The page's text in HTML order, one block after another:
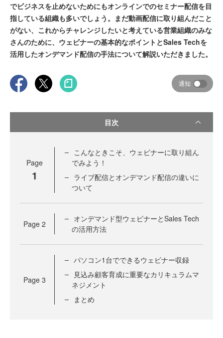
でビジネスを止めないためにもオンラインでのセミナー配信を目
指している組織も多いでしょう。まだ動画配信に取り組んだこと
がない、これからチャレンジしたいと考えている営業組織のみな
さんのために、ウェビナーの基本的なポイントとSales Techを
活用したオンデマンド配信の手法について解説いただきました。
通知
目次
Page
1
こんなときこそ、ウェビナーに取り組ん
でみよう！
ライブ配信とオンデマンド配信の違いに
ついて
Page 2
オンデマンド型ウェビナーとSales Tech
の活用方法
Page 3
パソコン1台でできるウェビナー収録
見込み顧客育成に重要なカリキュラムマ
ネジメント
まとめ